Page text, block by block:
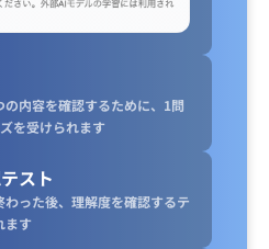
の内容を確認するために、1問
を受けられます
スト
わった後、理解度を確認するテ
ます